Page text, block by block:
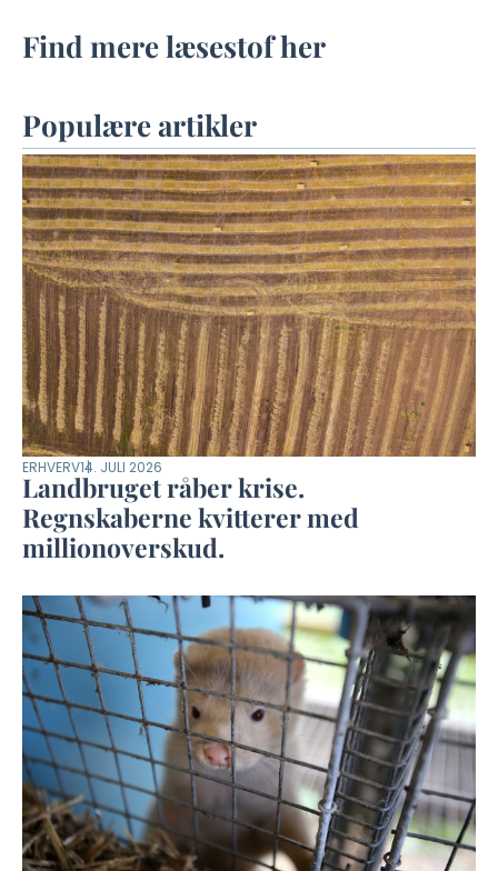
Find mere læsestof her
Populære artikler
ERHVERV14. JULI 2026
Landbruget råber krise.
Regnskaberne kvitterer med
millionoverskud.